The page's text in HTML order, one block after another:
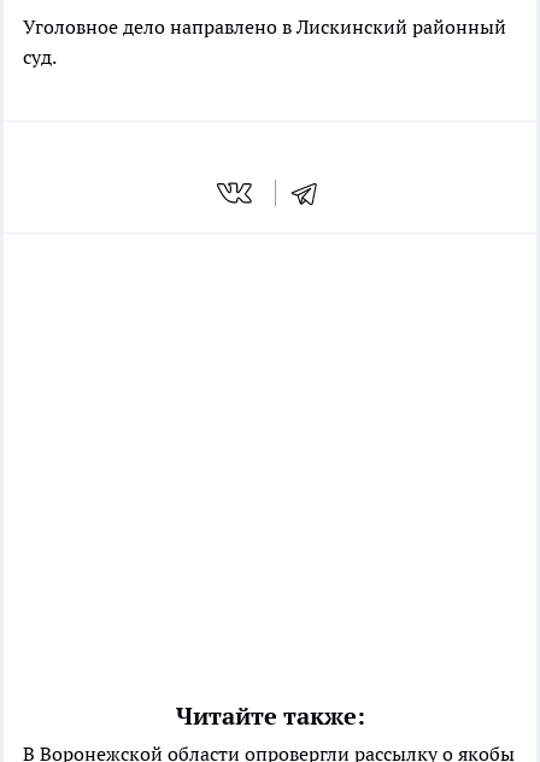
Уголовное дело направлено в Лискинский районный
суд.
Читайте также:
В Воронежской области опровергли рассылку о якобы